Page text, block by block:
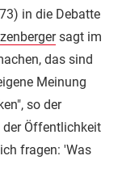
in die Debatte
sagt im
das sind
Meinung
so der
der Öffentlichkeit
fragen: 'Was